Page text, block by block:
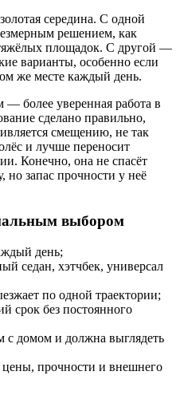
середина. С одной
решением, как
площадок. С другой —
варианты, особенно если
же месте каждый день.
более уверенная работа в
сделано правильно,
смещению, не так
и лучше переносит
Конечно, она не спасёт
но запас прочности у неё
выбором
день;
седан, хэтчбек, универсал
по одной траектории;
срок без постоянного
с домом и должна выглядеть
цены, прочности и внешнего